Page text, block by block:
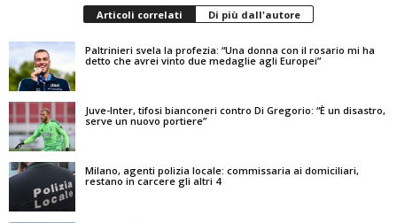
Articoli correlati Di più dall'autore
Paltrinieri svela la profezia: “Una donna con il rosario mi ha
detto che avrei vinto due medaglie agli Europei”
Juve-Inter, tifosi bianconeri contro Di Gregorio: “È un disastro,
serve un nuovo portiere”
Milano, agenti polizia locale: commissaria ai domiciliari,
restano in carcere gli altri 4